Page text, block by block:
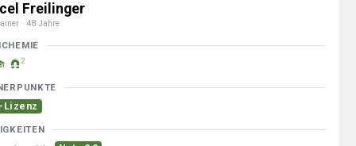
Freilinger
· 48 Jahre
2
Lizenz